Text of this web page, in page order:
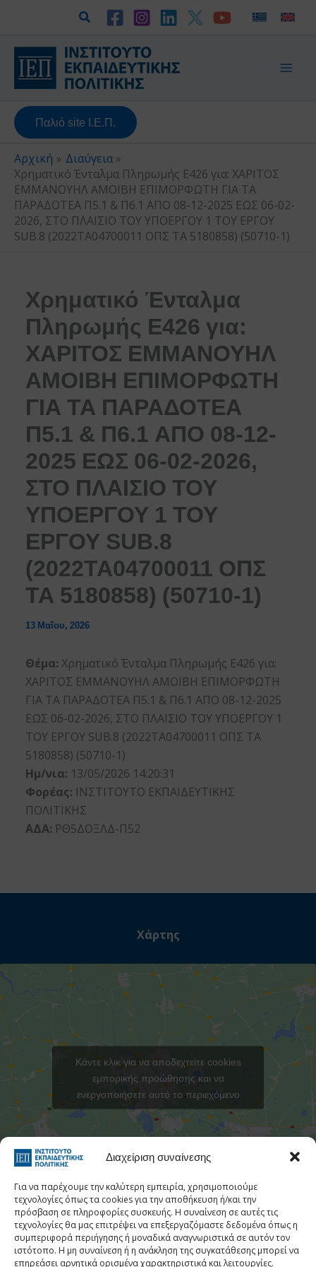
Διαχείριση συναίνεσης
Για να παρέχουμε την καλύτερη εμπειρία, χρησιμοποιούμε
τεχνολογίες όπως τα cookies για την αποθήκευση ή/και την
πρόσβαση σε πληροφορίες συσκευής. Η συναίνεση σε αυτές τις
τεχνολογίες θα μας επιτρέψει να επεξεργαζόμαστε δεδομένα όπως η
συμπεριφορά περιήγησης ή μοναδικά αναγνωριστικά σε αυτόν τον
ιστότοπο. Η μη συναίνεση ή η ανάκληση της συγκατάθεσης μπορεί να
επηρεάσει αρνητικά ορισμένα χαρακτηριστικά και λειτουργίες.
περιεχόμενο
Αναζήτηση
Παλιό site Ι.Ε.Π.
Αρχική
Διαύγεια
Χρηματικό Ένταλμα Πληρωμής Ε426 για: ΧΑΡΙΤΟΣ
ΕΜΜΑΝΟΥΗΛ ΑΜΟΙΒΗ ΕΠΙΜΟΡΦΩΤΗ ΓΙΑ ΤΑ
ΠΑΡΑΔΟΤΕΑ Π5.1 & Π6.1 ΑΠΟ 08-12-2025 ΕΩΣ 06-02-
2026, ΣΤΟ ΠΛΑΙΣΙΟ ΤΟΥ ΥΠΟΕΡΓΟΥ 1 ΤΟΥ ΕΡΓΟΥ
SUB.8 (2022ΤΑ04700011 ΟΠΣ ΤΑ 5180858) (50710-1)
Χρηματικό Ένταλμα
Πληρωμής Ε426 για:
ΧΑΡΙΤΟΣ ΕΜΜΑΝΟΥΗΛ
ΑΜΟΙΒΗ ΕΠΙΜΟΡΦΩΤΗ
ΓΙΑ ΤΑ ΠΑΡΑΔΟΤΕΑ
Π5.1 & Π6.1 ΑΠΟ 08-12-
2025 ΕΩΣ 06-02-2026,
ΣΤΟ ΠΛΑΙΣΙΟ ΤΟΥ
ΥΠΟΕΡΓΟΥ 1 ΤΟΥ
ΕΡΓΟΥ SUB.8
(2022ΤΑ04700011 ΟΠΣ
ΤΑ 5180858) (50710-1)
13 Μαΐου, 2026
Θέμα: Χρηματικό Ένταλμα Πληρωμής Ε426 για:
ΧΑΡΙΤΟΣ ΕΜΜΑΝΟΥΗΛ ΑΜΟΙΒΗ ΕΠΙΜΟΡΦΩΤΗ
ΓΙΑ ΤΑ ΠΑΡΑΔΟΤΕΑ Π5.1 & Π6.1 ΑΠΟ 08-12-2025
ΕΩΣ 06-02-2026, ΣΤΟ ΠΛΑΙΣΙΟ ΤΟΥ ΥΠΟΕΡΓΟΥ 1
ΤΟΥ ΕΡΓΟΥ SUB.8 (2022ΤΑ04700011 ΟΠΣ ΤΑ
5180858) (50710-1)
Ημ/νια: 13/05/2026 14:20:31
Φορέας: ΙΝΣΤΙΤΟΥΤΟ ΕΚΠΑΙΔΕΥΤΙΚΗΣ
ΠΟΛΙΤΙΚΗΣ
ΑΔΑ: ΡΘ5ΔΟΞΛΔ-Π52
Χάρτης
Κάντε κλικ για να αποδεχτείτε cookies
εμπορικής προώθησης και να
ενεργοποιήσετε αυτό το περιεχόμενο
Τηλεφωνικός Κατάλογος